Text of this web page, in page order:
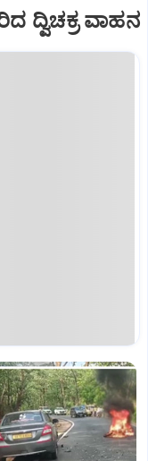
ದ್ವಿಚಕ್ರ ವಾಹನ